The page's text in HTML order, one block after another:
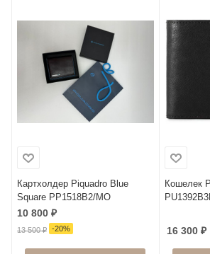
Картхолдер Piquadro Blue
Square PP1518B2/MO
10 800 ₽
13 500₽ -20%
Кошелек
16 300₽